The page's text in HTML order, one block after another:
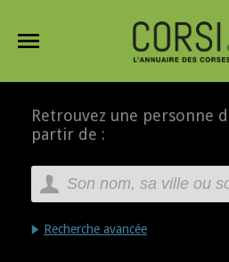
menu
Retrouvez une personne
partir de :
Recherche avancée